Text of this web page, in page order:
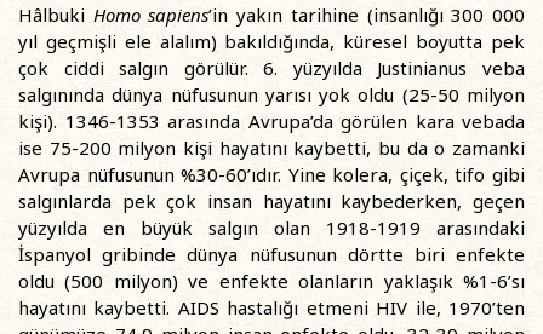
Hâlbuki Homo sapiens’in yakın tarihine (insanlığı 300 000
yıl geçmişli ele alalım) bakıldığında, küresel boyutta pek
çok ciddi salgın görülür. 6. yüzyılda Justinianus veba
salgınında dünya nüfusunun yarısı yok oldu (25-50 milyon
kişi). 1346-1353 arasında Avrupa’da görülen kara vebada
ise 75-200 milyon kişi hayatını kaybetti, bu da o zamanki
Avrupa nüfusunun %30-60’ıdır. Yine kolera, çiçek, tifo gibi
salgınlarda pek çok insan hayatını kaybederken, geçen
yüzyılda en büyük salgın olan 1918-1919 arasındaki
İspanyol gribinde dünya nüfusunun dörtte biri enfekte
oldu (500 milyon) ve enfekte olanların yaklaşık %1-6’sı
hayatını kaybetti. AIDS hastalığı etmeni HIV ile, 1970’ten